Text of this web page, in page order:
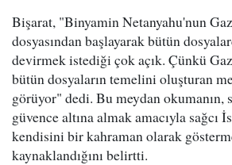
Bişarat, "Binyamin Netanyahu'nun
dosyasından başlayarak bütün
devirmek istediği çok açık. Çünkü
bütün dosyaların temelini oluşturan
görüyor" dedi. Bu meydan okumanın,
güvence altına almak amacıyla sağcı
kendisini bir kahraman olarak
kaynaklandığını belirtti.